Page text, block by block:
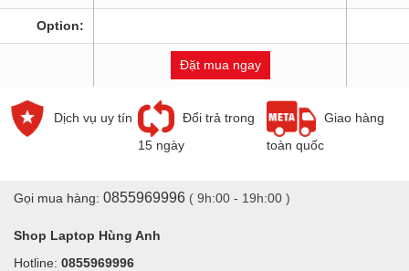
Option:
Đặt mua ngay
Dịch vụ uy tín
Đổi trả trong
15 ngày
Giao hàng
toàn quốc
Gọi mua hàng: 0855969996 ( 9h:00 - 19h:00 )
Shop Laptop Hùng Anh
Hotline: 0855969996